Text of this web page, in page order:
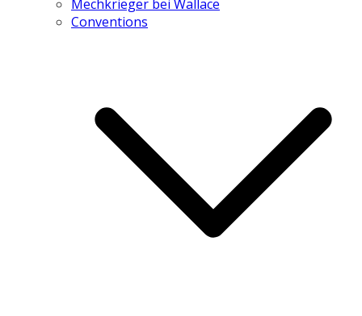
Mechkrieger bei Wallace
Conventions